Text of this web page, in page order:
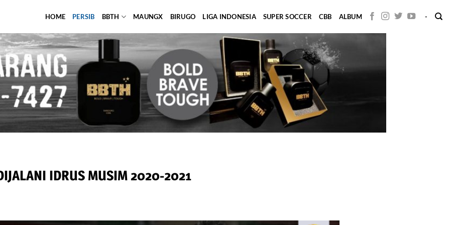
HOME PERSIB BBTH MAUNGX BIRUGO LIGA INDONESIA SUPER SOCCER CBB ALBUM -
IDRUS MUSIM 2020-2021